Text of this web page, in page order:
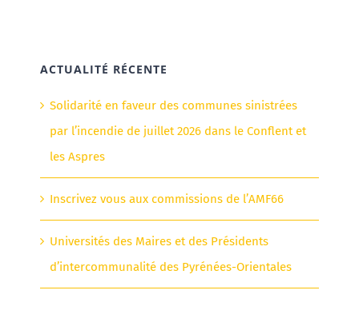
ACTUALITÉ RÉCENTE
Solidarité en faveur des communes sinistrées
par l’incendie de juillet 2026 dans le Conflent et
les Aspres
Inscrivez vous aux commissions de l’AMF66
Universités des Maires et des Présidents
d’intercommunalité des Pyrénées-Orientales